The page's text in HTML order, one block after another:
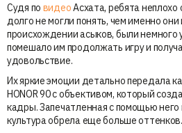
Судя по видеоАсхата, ребята неплохо
долго не могли понять, чем именно
происхождении асыков, были немного
помешало им продолжать игру и
удовольствие.
Их яркие эмоции детально передала
HONOR 90 с объективом, который
кадры. Запечатленная с помощью него
культура обрела еще больше оттенков.